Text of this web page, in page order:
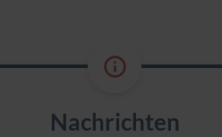
Nachrichten